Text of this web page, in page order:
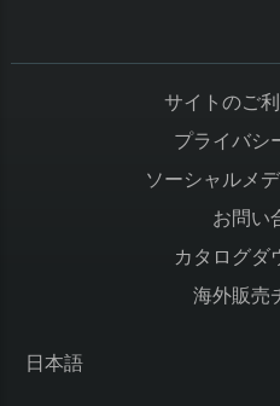
サイトのご
プライバシ
ソーシャルメ
お問い
カタログダ
海外販売
日本語